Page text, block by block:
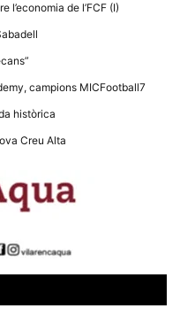
l’economia de l’FCF (I)
campions MICFootball7
històrica
Creu Alta
permeten que el
bé com sigui
rebutja
cookies
funcionalitats
del lloc web.
Màrqueting
En compartir
comportament
navegues pel
web